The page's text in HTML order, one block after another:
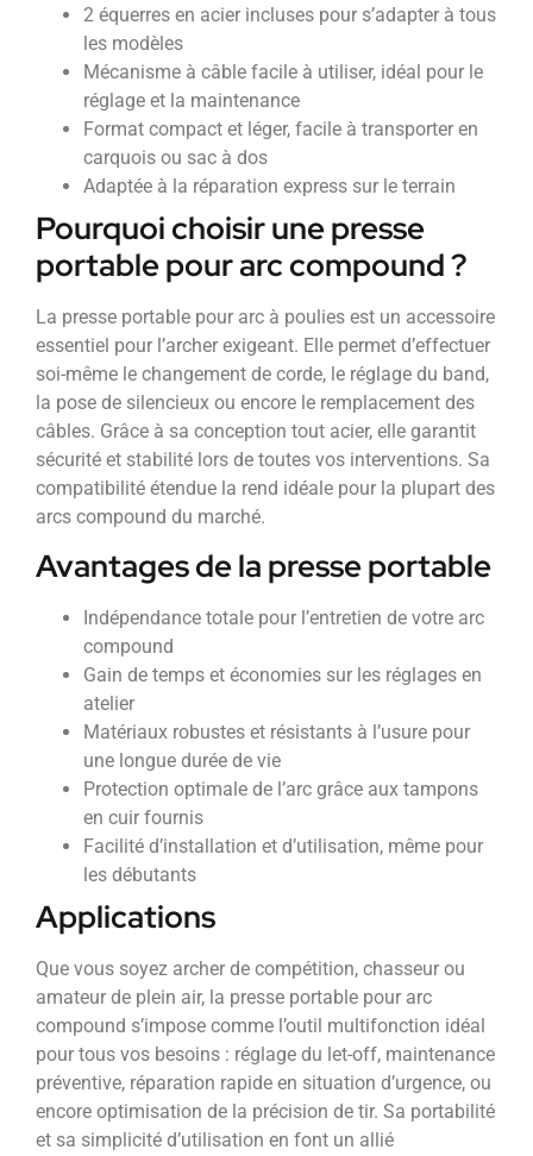
2 équerres en acier incluses pour s’adapter à tous
les modèles
Mécanisme à câble facile à utiliser, idéal pour le
réglage et la maintenance
Format compact et léger, facile à transporter en
carquois ou sac à dos
Adaptée à la réparation express sur le terrain
Pourquoi choisir une presse
portable pour arc compound ?
La presse portable pour arc à poulies est un accessoire
essentiel pour l’archer exigeant. Elle permet d’effectuer
soi-même le changement de corde, le réglage du band,
la pose de silencieux ou encore le remplacement des
câbles. Grâce à sa conception tout acier, elle garantit
sécurité et stabilité lors de toutes vos interventions. Sa
compatibilité étendue la rend idéale pour la plupart des
arcs compound du marché.
Avantages de la presse portable
Indépendance totale pour l’entretien de votre arc
compound
Gain de temps et économies sur les réglages en
atelier
Matériaux robustes et résistants à l’usure pour
une longue durée de vie
Protection optimale de l’arc grâce aux tampons
en cuir fournis
Facilité d’installation et d’utilisation, même pour
les débutants
Applications
Que vous soyez archer de compétition, chasseur ou
amateur de plein air, la presse portable pour arc
compound s’impose comme l’outil multifonction idéal
pour tous vos besoins : réglage du let-off, maintenance
préventive, réparation rapide en situation d’urgence, ou
encore optimisation de la précision de tir. Sa portabilité
et sa simplicité d’utilisation en font un allié